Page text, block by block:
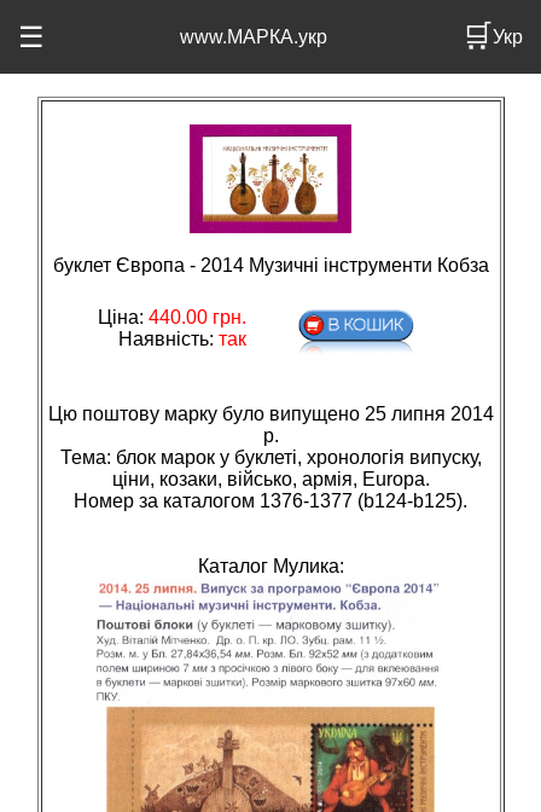
☰ www.МАРКА.укр 🛒Укр
буклет Європа - 2014 Музичні інструменти Кобза
Ціна: 440.00грн.
Наявність: так
Цю поштову марку було випущено 25 липня 2014
р.
Тема: блок марок у буклетi, хронологiя випуску,
цiни, козаки, вiйсько, армiя, Europa.
Номер за каталогом 1376-1377 (b124-b125).
Каталог Мулика: